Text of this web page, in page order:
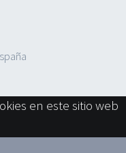
en este sitio web